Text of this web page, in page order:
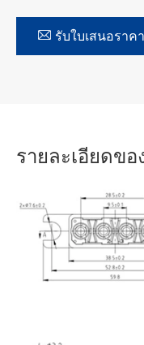
 รับใบเสนอราค
รายละเอียดขอ